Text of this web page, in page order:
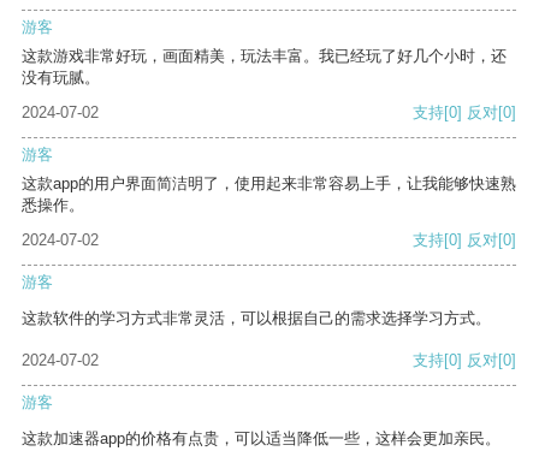
游客
这款游戏非常好玩，画面精美，玩法丰富。我已经玩了好几个小时，还
没有玩腻。
2024-07-02
支持[0] 反对[0]
游客
这款app的用户界面简洁明了，使用起来非常容易上手，让我能够快速熟
悉操作。
2024-07-02
支持[0] 反对[0]
游客
这款软件的学习方式非常灵活，可以根据自己的需求选择学习方式。
2024-07-02 支持[0] 反对[0]
游客
这款加速器app的价格有点贵，可以适当降低一些，这样会更加亲民。